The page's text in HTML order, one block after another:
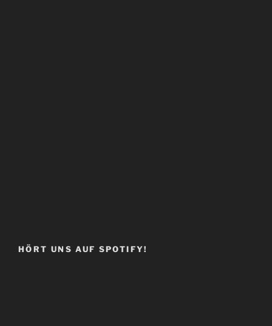
HÖRT UNS AUF SPOTIFY!